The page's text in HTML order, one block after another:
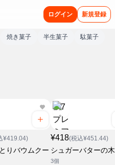
ログイン 新規登録
焼き菓子 半生菓子 駄菓子
¥419.04)
りバウムクー
¥418(税込¥451.44)
シュガーバターの木
3個